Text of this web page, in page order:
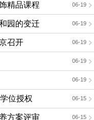
06-19
精品课程
06-19
园的变迁
06-19
召开
06-19
06-19
06-15
位授权
06-15
方案评审